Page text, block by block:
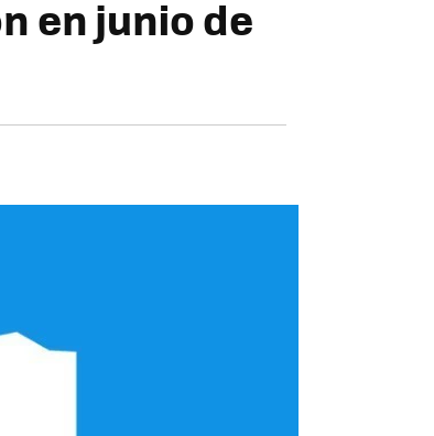
en junio de